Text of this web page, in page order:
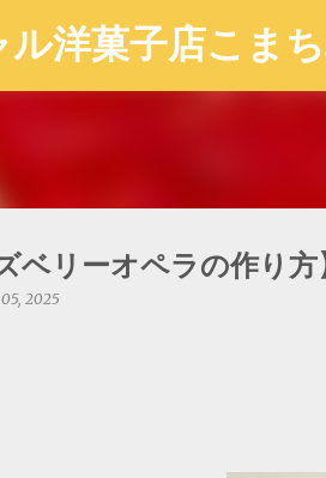
ル洋菓子店こま
ズベリーオペラの作り
05, 2025